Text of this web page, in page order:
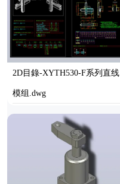
2D目錄-XYTH530-F系列直线
模组.dwg
AUTOCAD